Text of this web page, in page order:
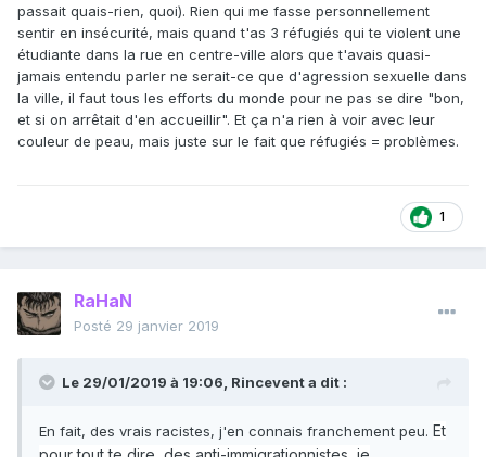
passait quais-rien, quoi). Rien qui me fasse personnellement
sentir en insécurité, mais quand t'as 3 réfugiés qui te violent une
étudiante dans la rue en centre-ville alors que t'avais quasi-
jamais entendu parler ne serait-ce que d'agression sexuelle dans
la ville, il faut tous les efforts du monde pour ne pas se dire "bon,
et si on arrêtait d'en accueillir". Et ça n'a rien à voir avec leur
couleur de peau, mais juste sur le fait que réfugiés = problèmes.
1
RaHaN
Posté 29 janvier 2019
Le 29/01/2019 à 19:06, Rinceventa dit :
En fait, des vrais racistes, j'en connais franchement peu. Et